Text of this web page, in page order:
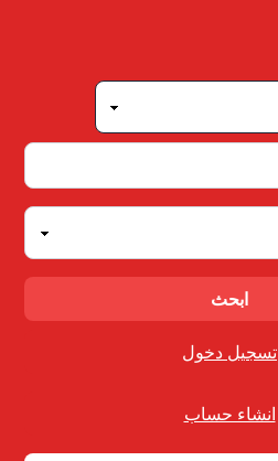
تسجيل دخول
انشاء حساب